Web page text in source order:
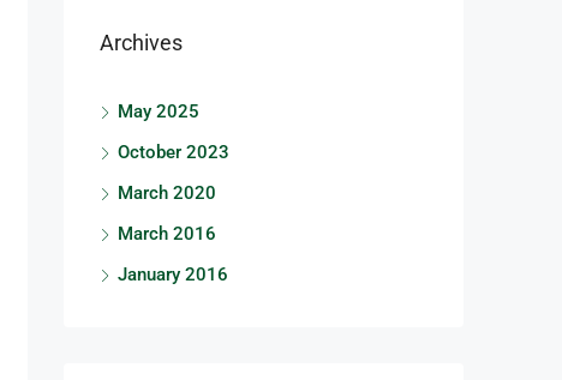
Archives
May 2025
October 2023
March 2020
March 2016
January 2016